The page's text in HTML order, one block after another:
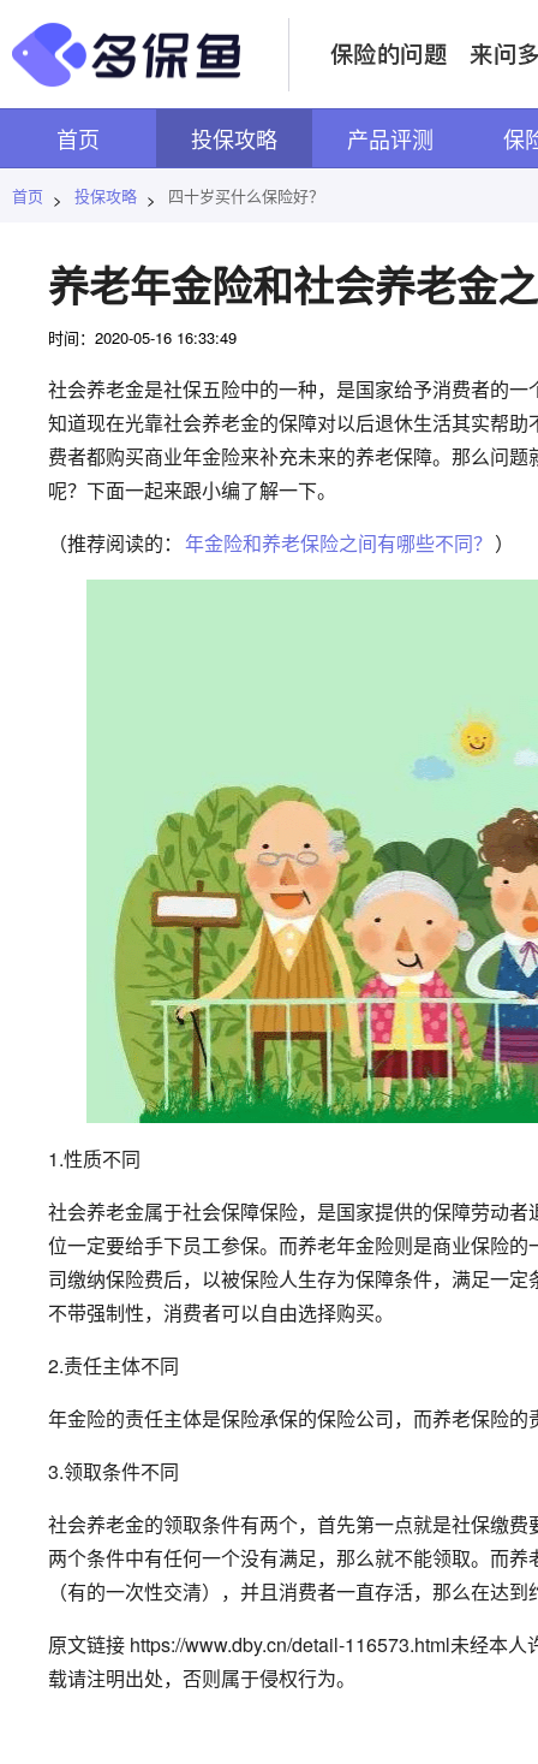
首页 投保攻略 产品评测 保
首页 > 投保攻略 > 四十岁买什么保险好？
养老年金险和社会养老金
时间：2020-05-16 16:33:49
社会养老金是社保五险中的一种，是国家给予消费者的
知道现在光靠社会养老金的保障对以后退休生活其实帮
费者都购买商业年金险来补充未来的养老保障。那么问
呢？下面一起来跟小编了解一下。
（推荐阅读的： 年金险和养老保险之间有哪些不同？ ）
1.性质不同
社会养老金属于社会保障保险，是国家提供的保障劳动
位一定要给手下员工参保。而养老年金险则是商业保险
司缴纳保险费后，以被保险人生存为保障条件，满足一
不带强制性，消费者可以自由选择购买。
2.责任主体不同
年金险的责任主体是保险承保的保险公司，而养老保险的
3.领取条件不同
社会养老金的领取条件有两个，首先第一点就是社保缴
两个条件中有任何一个没有满足，那么就不能领取。而
（有的一次性交清），并且消费者一直存活，那么在达
原文链接 https://www.dby.cn/detail-116573.html未经本
载请注明出处，否则属于侵权行为。